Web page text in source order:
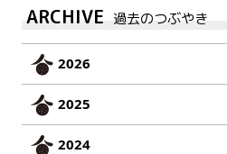
ARCHIVE 過去のつぶやき
2026
2025
2024